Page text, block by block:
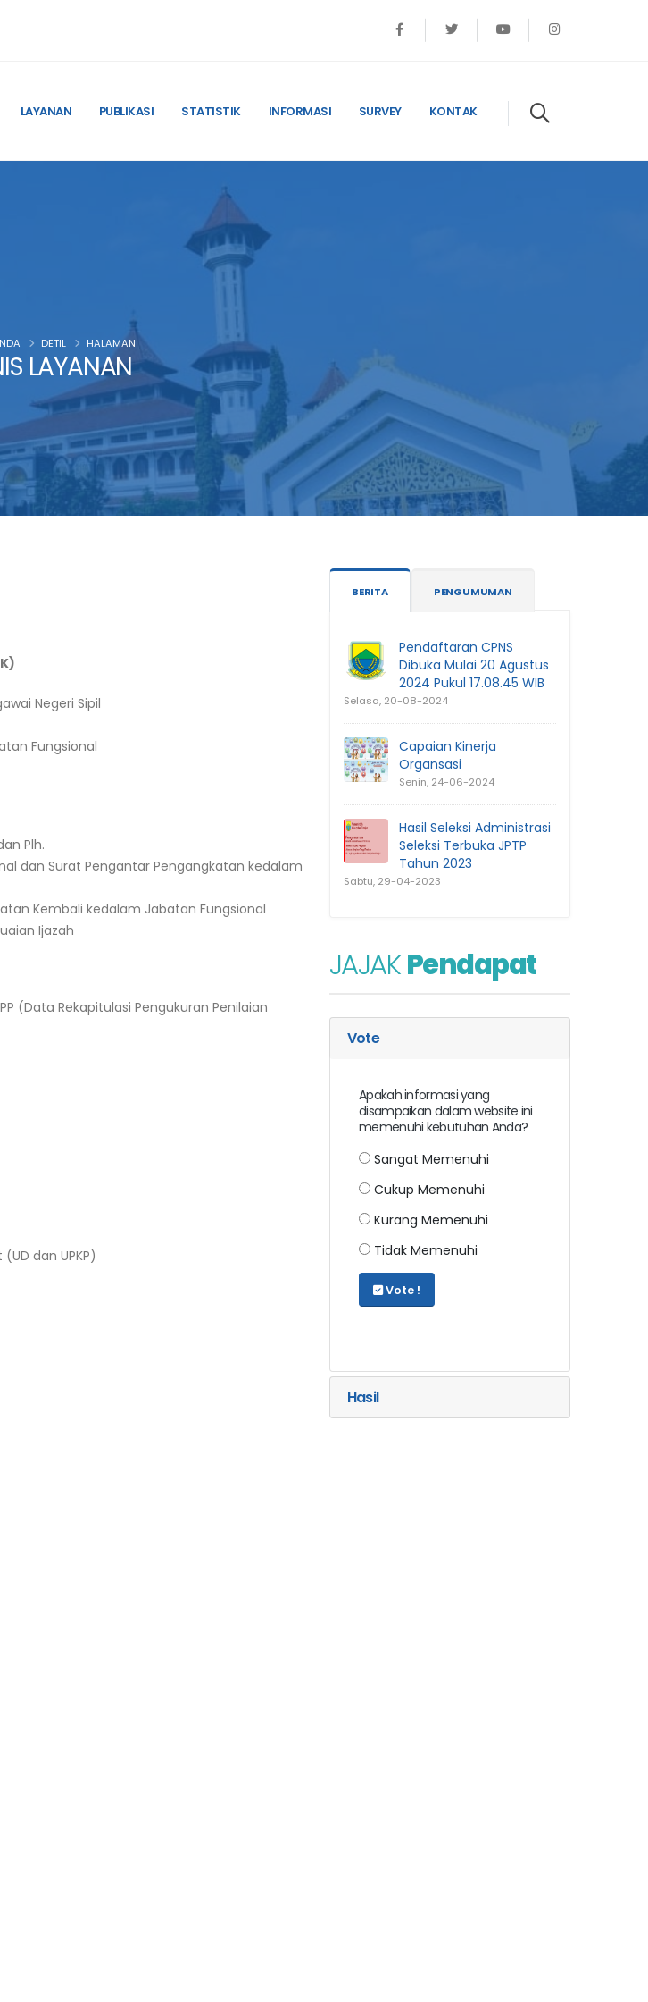
LAYANAN PUBLIKASI STATISTIK INFORMASI SURVEY KONTAK
LAYANAN
DETIL HALAMAN
BERITA PENGUMUMAN
Pendaftaran CPNS
Dibuka Mulai 20 Agustus
2024 Pukul 17.08.45 WIB
Selasa, 20-08-2024
Capaian Kinerja
Organsasi
Senin, 24-06-2024
Hasil Seleksi Administrasi
Seleksi Terbuka JPTP
Tahun 2023
Sabtu, 29-04-2023
JAJAKPendapat
Vote
Apakah informasi yang
disampaikan dalam website ini
memenuhi kebutuhan Anda?
Sangat Memenuhi
Cukup Memenuhi
Kurang Memenuhi
Tidak Memenuhi
Vote !
Hasil
Negeri Sipil
Fungsional
Plh.
dan Surat Pengantar Pengangkatan kedalam
Kembali kedalam Jabatan Fungsional
Ijazah
(Data Rekapitulasi Pengukuran Penilaian
dan UPKP)